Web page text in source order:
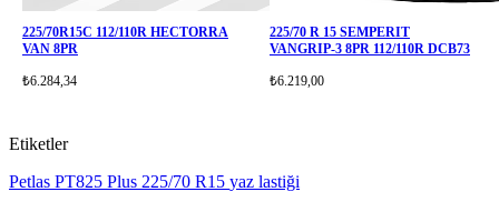
225/70R15C 112/110R HECTORRA
VAN 8PR
₺6.284,34
225/70 R 15 SEMPERIT
VANGRIP-3 8PR 112/110R DCB73
₺6.219,00
Etiketler
Petlas PT825 Plus 225/70 R15 yaz lastiği